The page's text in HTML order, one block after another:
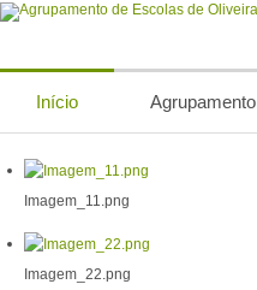
Início Agrupamento
Imagem_11.png
Imagem_22.png